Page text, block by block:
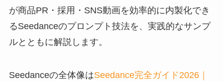
が商品PR・採用・SNS動画を効率的に内製化でき
るSeedanceのプロンプト技法を、実践的なサンプ
ルとともに解説します。
Seedanceの全体像はSeedance完全ガイド2026｜